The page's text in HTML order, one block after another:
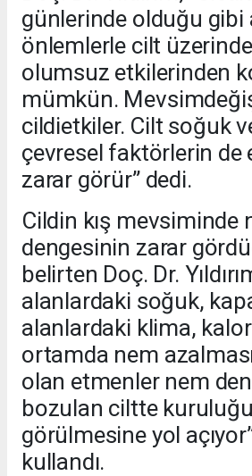
günlerinde olduğu gibi
önlemlerle cilt üzerinde
olumsuz etkilerinden
mümkün.
cildietkiler. Cilt soğuk
çevresel faktörlerin de
zarar görür” dedi.
Cildin kış mevsiminde
dengesinin zarar
belirten Doç. Dr.
alanlardaki soğuk,
alanlardaki klima,
ortamda nem
olan etmenler nem
bozulan ciltte
görülmesine yol
kullandı.